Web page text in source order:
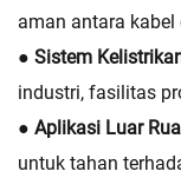
aman antara
● Sistem
industri, fasilitas
● Aplikasi Luar
untuk tahan